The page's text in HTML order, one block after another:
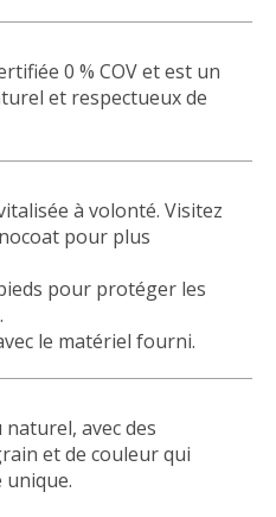
0 % COV et est un
et respectueux de
à volonté. Visitez
pour plus
pour protéger les
le matériel fourni.
avec des
et de couleur qui
unique.